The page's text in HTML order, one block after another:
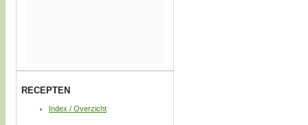
RECEPTEN
Index / Overzicht